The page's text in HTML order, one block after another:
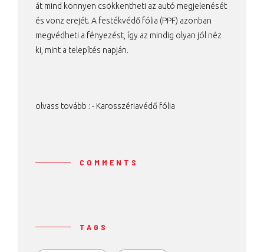
át mind könnyen csökkentheti az autó megjelenését
és vonz erejét. A festékvédő fólia (PPF) azonban
megvédheti a fényezést, így az mindig olyan jól néz
ki, mint a telepítés napján.
olvass tovább : - Karosszériavédő fólia
COMMENTS
TAGS